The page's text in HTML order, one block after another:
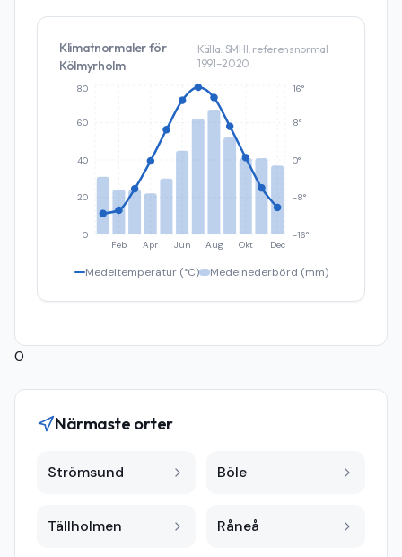
Klimatnormaler för
Kölmyrholm
Källa: SMHI, referensnormal
1991–2020
Feb Apr Jun Aug Okt Dec
0
20
40
60
80
-16°
-8°
0°
8°
16°
Medeltemperatur (°C) Medelnederbörd (mm)
0
Närmaste orter
Strömsund Böle
Tällholmen Råneå